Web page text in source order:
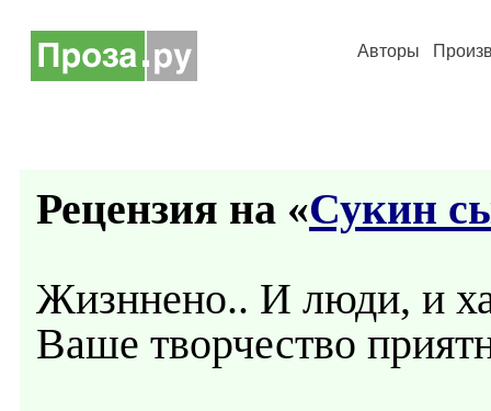
Авторы
Рецензия на «Сукин
Жизннено.. И люди, и
Ваше творчество